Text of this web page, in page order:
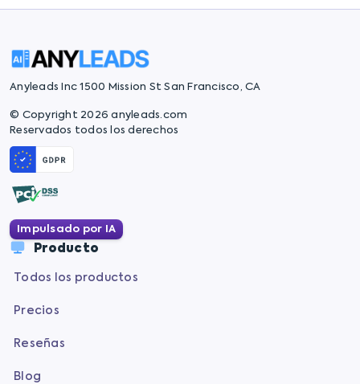
Anyleads Inc 1500 Mission St San Francisco, CA
© Copyright 2026 anyleads.com
Reservados todos los derechos
Impulsado por IA
Producto
Todos los productos
Precios
Reseñas
Blog